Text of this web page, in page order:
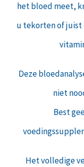
het bloed meet,
u tekorten of juist
Deze
niet
Best
Het volledige